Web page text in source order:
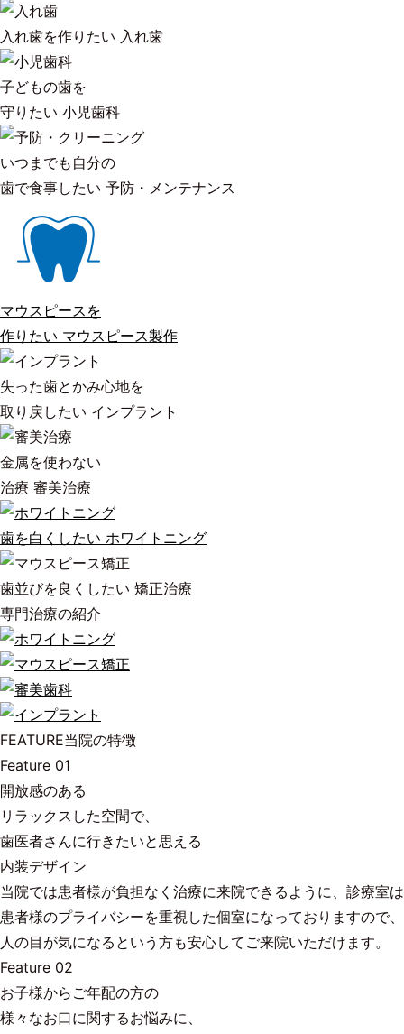
入れ歯を作りたい 入れ歯
子どもの歯を
守りたい 小児歯科
いつまでも自分の
歯で食事したい 予防・メンテナンス
マウスピースを
作りたい マウスピース製作
失った歯とかみ心地を
取り戻したい インプラント
金属を使わない
治療 審美治療
歯を白くしたい ホワイトニング
歯並びを良くしたい 矯正治療
専門治療の紹介
FEATURE当院の特徴
Feature 01
開放感のある
リラックスした空間で、
歯医者さんに行きたいと思える
内装デザイン
当院では患者様が負担なく治療に来院できるように、診療室は
患者様のプライバシーを重視した個室になっておりますので、
人の目が気になるという方も安心してご来院いただけます。
Feature 02
お子様からご年配の方の
様々なお口に関するお悩みに、